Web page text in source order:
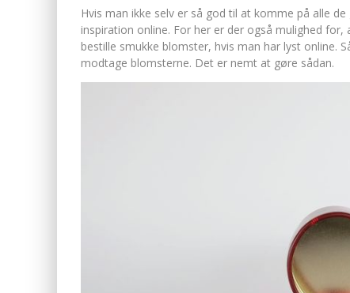
Hvis man ikke selv er så god til at komme på alle
inspiration online. For her er der også mulighed
bestille smukke blomster, hvis man har lyst online.
modtage blomsterne. Det er nemt at gøre sådan.